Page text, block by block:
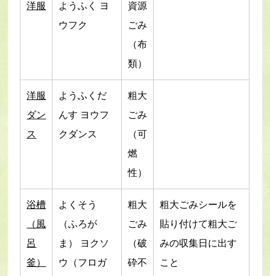
洋服
ようふく ヨ
ウフク
資源
ごみ
（布
類）
洋服
ダン
ス
ようふくだ
んす ヨウフ
クダンス
粗大
ごみ
（可
燃
性）
浴槽
（風
呂
釜）
よくそう
（ふろが
ま） ヨクソ
ウ（フロガ
粗大
ごみ
（破
砕不
粗大ごみシールを
貼り付けて粗大ご
みの収集日に出す
こと